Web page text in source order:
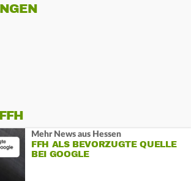
Mehr News aus Hessen
FFH ALS BEVORZUGTE QUELLE
BEI GOOGLE